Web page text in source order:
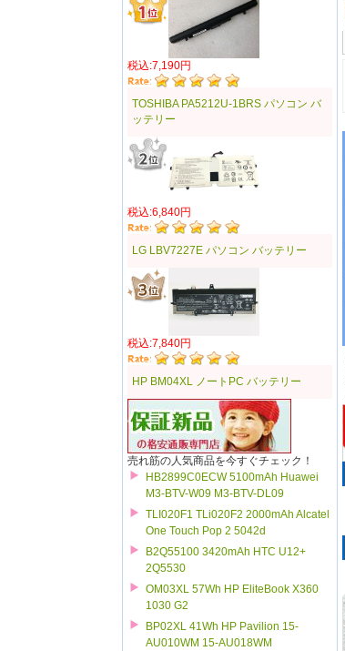
税込:7,190円
TOSHIBA PA5212U-1BRS パソコン バ
ッテリー
税込:6,840円
LG LBV7227E パソコン バッテリー
税込:7,840円
HP BM04XL ノートPC バッテリー
売れ筋の人気商品を今すぐチェック！
HB2899C0ECW 5100mAh Huawei
M3-BTV-W09 M3-BTV-DL09
TLI020F1 TLi020F2 2000mAh Alcatel
One Touch Pop 2 5042d
B2Q55100 3420mAh HTC U12+
2Q5530
OM03XL 57Wh HP EliteBook X360
1030 G2
BP02XL 41Wh HP Pavilion 15-
AU010WM 15-AU018WM